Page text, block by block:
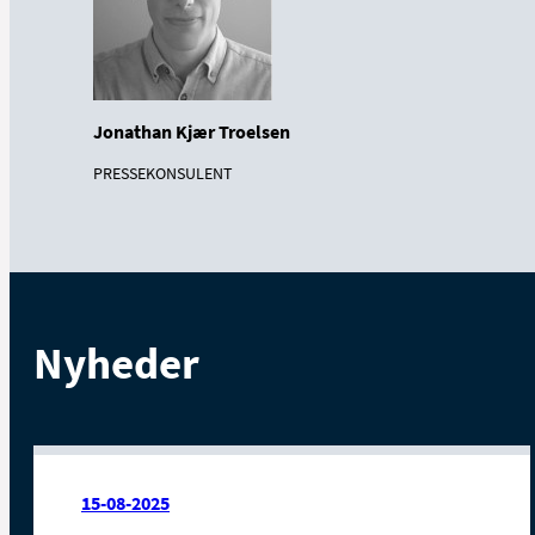
Jonathan Kjær Troelsen
PRESSEKONSULENT
Nyheder
15-08-2025